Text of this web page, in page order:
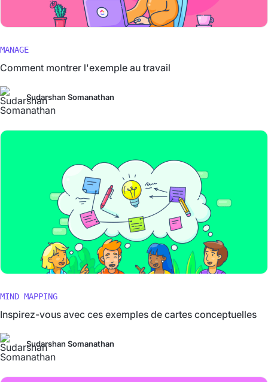
MANAGE
Comment montrer l'exemple au travail
Sudarshan Somanathan
MIND MAPPING
Inspirez-vous avec ces exemples de cartes conceptuelles
Sudarshan Somanathan